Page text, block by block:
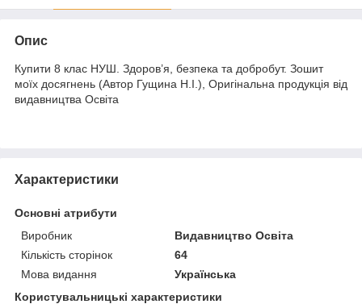
Опис
Купити 8 клас НУШ. Здоров’я, безпека та добробут. Зошит
моїх досягнень (Автор Гущина Н.І.), Оригінальна продукція від
видавництва Освіта
Характеристики
Основні атрибути
Виробник
Видавництво Освіта
Кількість сторінок
64
Мова видання
Українська
Користувальницькі характеристики